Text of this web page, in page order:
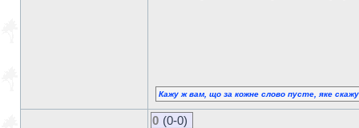
Кажу ж вам, що за кожне слово пусте, яке
0 (0-0)